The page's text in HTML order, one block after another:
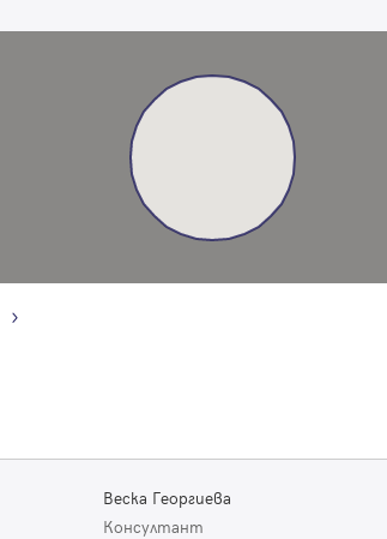
Веска Георгиева
Консултант
Влезте с профила си, за да
по-подробна информация.